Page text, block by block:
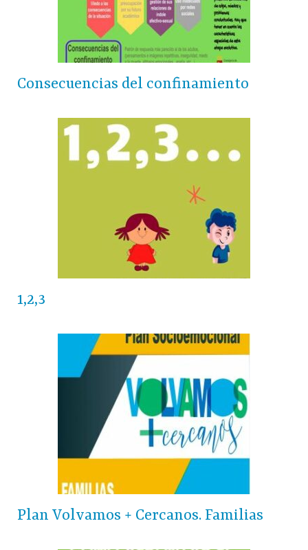
Consecuencias del confinamiento
1,2,3
Plan Volvamos + Cercanos. Familias